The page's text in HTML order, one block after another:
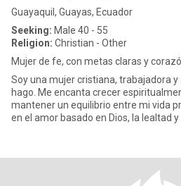
Guayaquil, Guayas, Ecuador
Seeking: Male 40 - 55
Religion: Christian - Other
Mujer de fe, con metas claras y
Soy una mujer cristiana, trabajadora
hago. Me encanta crecer
mantener un equilibrio entre mi vida
en el amor basado en Dios, la lealtad